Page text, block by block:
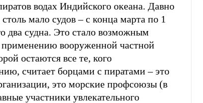
водах Индийского океана. Давно
мало судов – с конца марта по 1
два судна. Это стало возможным
применению вооруженной частной
остаются все те, кого
считает борцами с пиратами – это
это морские профсоюзы (в
участники увлекательного